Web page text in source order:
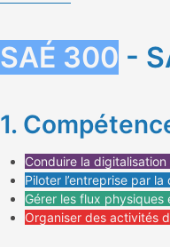
SAÉ 300 -
1.
Conduire la
Piloter l’entreprise par la
Gérer les flux physiques
Organiser des activités